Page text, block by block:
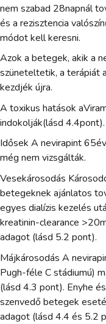
nem szabad 28napnál
és a rezisztencia
módot kell keresni.
Azok a betegek, akik a
szüneteltetik, a terápiát
kezdjék újra.
A toxikus hatások
indokolják(lásd 4.4pont).
Idősek A nevirapint
még nem vizsgálták.
Vesekárosodás
betegeknek ajánlatos
egyes dialízis kezelés
kreatinin-clearance
adagot (lásd 5.2 pont).
Májkárosodás A
Pugh-féle C stádiumú)
(lásd 4.3 pont). Enyhe
szenvedő betegek
adagot (lásd 4.4 és 5.2